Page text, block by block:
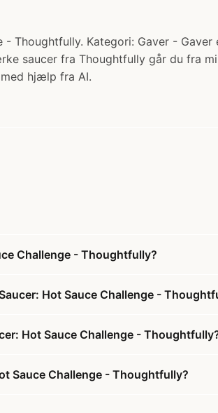
Thoughtfully. Kategori: Gaver -
saucer fra Thoughtfully går du fra
hjælp fra AI.
Challenge - Thoughtfully?
Hot Sauce Challenge -
Hot Sauce Challenge -
Sauce Challenge - Thoughtfully?